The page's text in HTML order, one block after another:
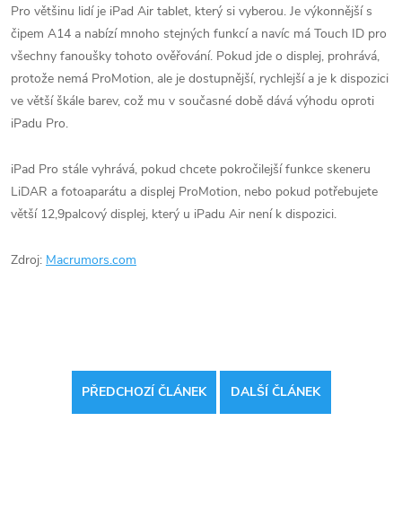
Pro většinu lidí je ‌iPad Air‌ ‌tablet, který si vyberou. Je výkonnější s
čipem A14 a nabízí mnoho stejných funkcí a navíc má ‌Touch ID‌ pro
všechny fanoušky tohoto ověřování‌. Pokud jde o displej, prohrává,
protože nemá ProMotion, ale je dostupnější, rychlejší a je k dispozici
ve větší škále barev, což mu v současné době dává výhodu oproti
iPadu Pro‌.
‌iPad Pro‌ stále vyhrává, pokud chcete pokročilejší funkce skeneru
LiDAR a fotoaparátu a displej ProMotion, nebo pokud potřebujete
větší 12,9palcový displej, který u ‌iPadu Air‌ není k dispozici.
Zdroj: Macrumors.com
PŘEDCHOZÍ ČLÁNEK DALŠÍ ČLÁNEK